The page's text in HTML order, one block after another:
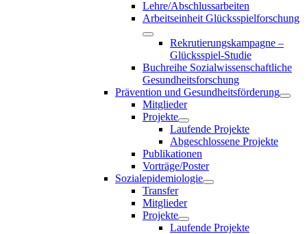
Lehre/Abschlussarbeiten
Arbeitseinheit Glücksspielforschung
Rekrutierungskampagne –
Glücksspiel-Studie
Buchreihe Sozialwissenschaftliche
Gesundheitsforschung
Prävention und Gesundheitsförderung
Mitglieder
Projekte
Laufende Projekte
Abgeschlossene Projekte
Publikationen
Vorträge/Poster
Sozialepidemiologie
Transfer
Mitglieder
Projekte
Laufende Projekte